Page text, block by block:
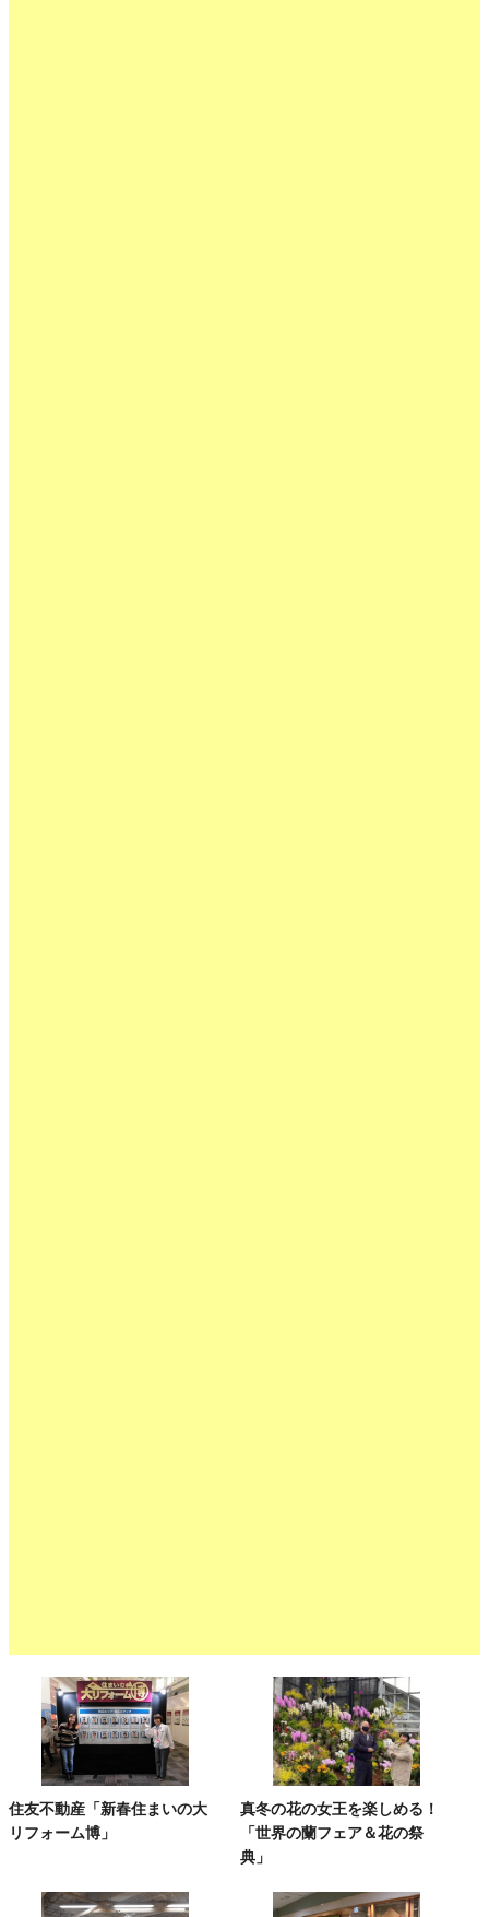
住友不動産「新春住まいの大
リフォーム博」
真冬の花の女王を楽しめる！
「世界の蘭フェア＆花の祭
典」